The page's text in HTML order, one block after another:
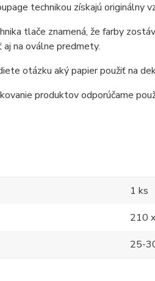
technikou získajú originálny
tlače znamená, že farby
na oválne predmety.
otázku aký papier použiť na
produktov odporúčame
1 ks
210
25-